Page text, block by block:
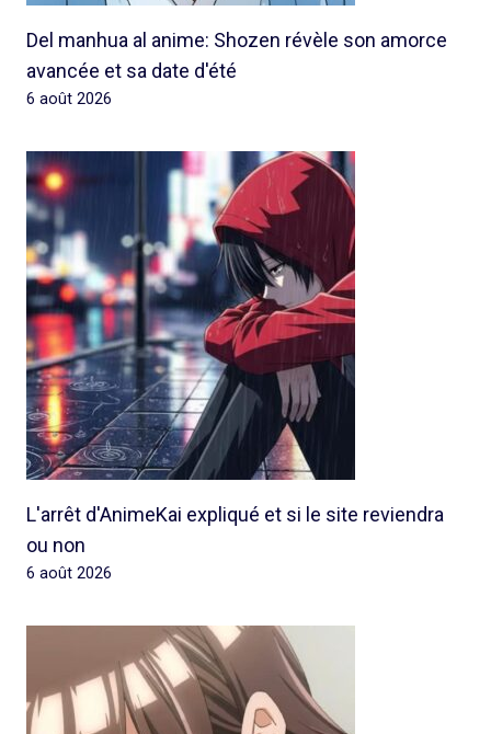
Del manhua al anime: Shozen révèle son amorce
avancée et sa date d'été
6 août 2026
L'arrêt d'AnimeKai expliqué et si le site reviendra
ou non
6 août 2026